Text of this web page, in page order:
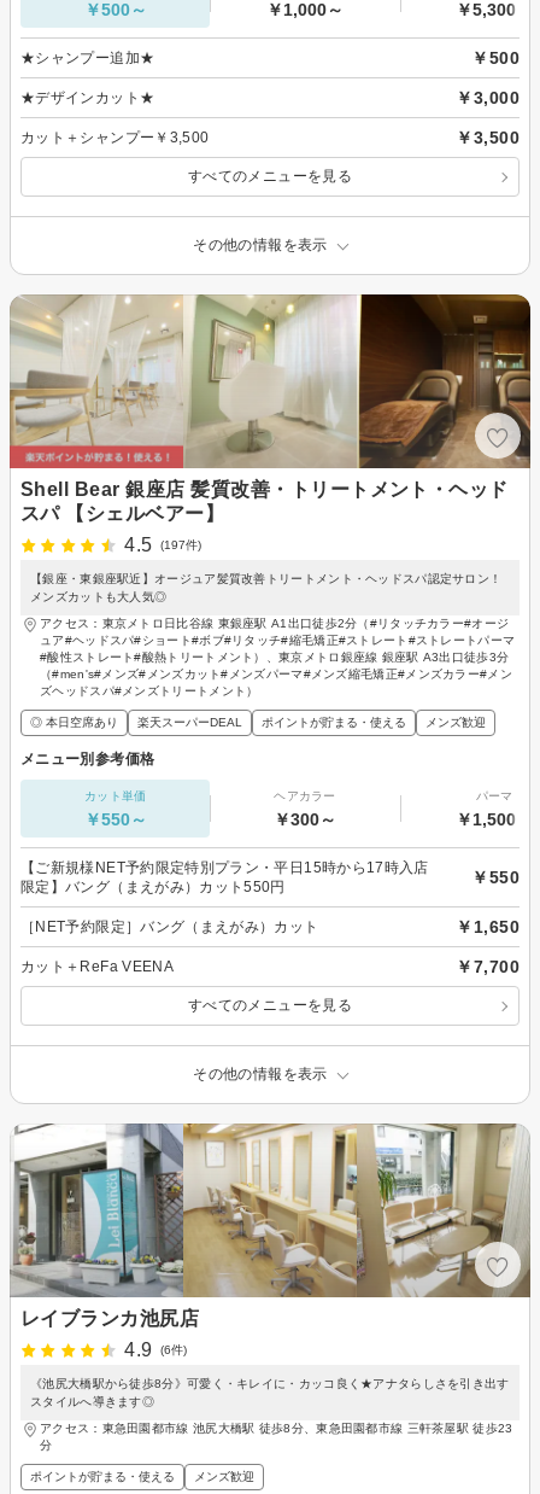
￥500～ ￥1,000～ ￥5,300～
★シャンプー追加★ ￥500
★デザインカット★ ￥3,000
カット＋シャンプー￥3,500 ￥3,500
すべてのメニューを見る
その他の情報を表示
Shell Bear 銀座店 髪質改善・トリートメント・ヘッド
スパ 【シェルベアー】
4.5
(197件)
【銀座・東銀座駅近】オージュア髪質改善トリートメント・ヘッドスパ認定サロン！
メンズカットも大人気◎
アクセス：東京メトロ日比谷線 東銀座駅 A1出口徒歩2分（#リタッチカラー#オージ
ュア#ヘッドスパ#ショート#ボブ#リタッチ#縮毛矯正#ストレート#ストレートパーマ
#酸性ストレート#酸熱トリートメント）、東京メトロ銀座線 銀座駅 A3出口徒歩3分
（#men's#メンズ#メンズカット#メンズパーマ#メンズ縮毛矯正#メンズカラー#メン
ズヘッドスパ#メンズトリートメント）
◎ 本日空席あり 楽天スーパーDEAL ポイントが貯まる・使える メンズ歓迎
メニュー別参考価格
カット単価
￥550～
ヘアカラー
￥300～
パーマ
￥1,500～
【ご新規様NET予約限定特別プラン・平日15時から17時入店
限定】バング（まえがみ）カット550円
￥550
［NET予約限定］バング（まえがみ）カット ￥1,650
カット＋ReFa VEENA ￥7,700
すべてのメニューを見る
その他の情報を表示
レイブランカ池尻店
4.9
(6件)
《池尻大橋駅から徒歩8分》可愛く・キレイに・カッコ良く★アナタらしさを引き出す
スタイルへ導きます◎
アクセス：東急田園都市線 池尻大橋駅 徒歩8分、東急田園都市線 三軒茶屋駅 徒歩23
分
ポイントが貯まる・使える メンズ歓迎